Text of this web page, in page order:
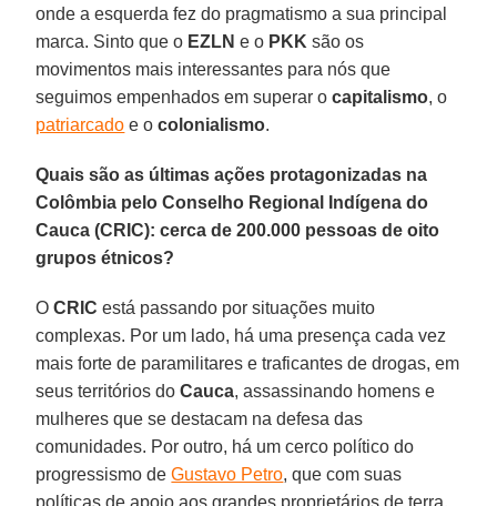
onde a esquerda fez do pragmatismo a sua principal
marca. Sinto que o EZLN e o PKK são os
movimentos mais interessantes para nós que
seguimos empenhados em superar ocapitalismo, o
patriarcado e ocolonialismo.
Quais são as últimas ações protagonizadas na
Colômbia pelo Conselho Regional Indígena do
Cauca (CRIC): cerca de 200.000 pessoas de oito
grupos étnicos?
OCRIC está passando por situações muito
complexas. Por um lado, há uma presença cada vez
mais forte de paramilitares e traficantes de drogas, em
seus territórios doCauca, assassinando homens e
mulheres que se destacam na defesa das
comunidades. Por outro, há um cerco político do
progressismo deGustavo Petro, que com suas
políticas de apoio aos grandes proprietários de terra,